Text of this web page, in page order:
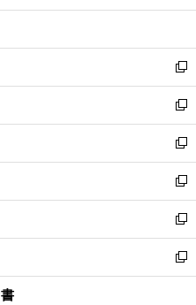
開
ウ
開
く
ン
ウ
で
開
く
ウ
ン
ド
ウ
で
開
く
新
し
い
ウ
ィ
ン
ド
ウ
で
開
く
新
し
い
ウ
ィ
ン
ド
ウ
で
開
新
し
い
ウ
ィ
ン
ド
ウ
新
し
い
ウ
ィ
ン
新
し
い
ウ
新
し